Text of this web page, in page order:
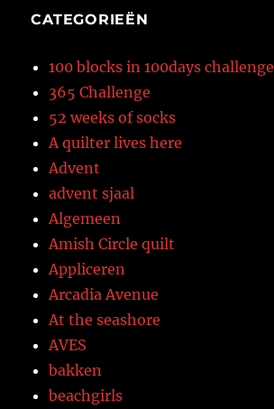
CATEGORIEËN
100 blocks in 100days challenge
365 Challenge
52 weeks of socks
A quilter lives here
Advent
advent sjaal
Algemeen
Amish Circle quilt
Appliceren
Arcadia Avenue
At the seashore
AVES
bakken
beachgirls